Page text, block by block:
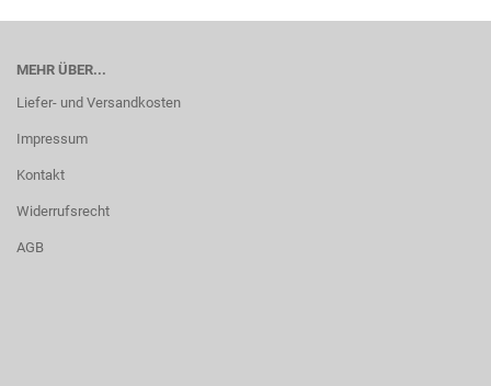
MEHR ÜBER...
Liefer- und Versandkosten
Impressum
Kontakt
Widerrufsrecht
AGB